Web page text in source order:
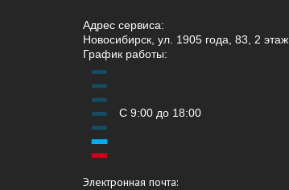
Адрес сервиса:
Новосибирск, ул. 1905 года, 83, 2 этаж
График работы:
С 9:00 до 18:00
Электронная почта: